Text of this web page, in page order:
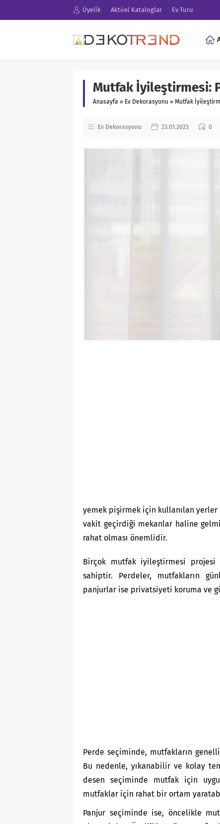
Üyelik Aktüel Kataloglar Ev Turu
Mutfak İyileştirmesi:
Anasayfa » Ev Dekorasyonu » Mutfak
Ev Dekorasyonu 23.01.2023 0
yemek pişirmek için kullanılan
vakit geçirdiği mekanlar haline
rahat olması önemlidir.
Birçok mutfak iyileştirmesi
sahiptir. Perdeler, mutfakların
panjurlar ise privatsiyeti koruma ve
Perde seçiminde, mutfakların
Bu nedenle, yıkanabilir ve kolay
desen seçiminde mutfak için
mutfaklar için rahat bir ortam
Panjur seçiminde ise, öncelikle